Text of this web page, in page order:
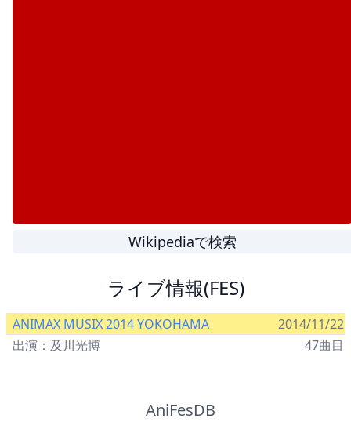
Wikipediaで検索
ライブ情報(FES)
ANIMAX MUSIX 2014 YOKOHAMA
2014/11/22
出演：及川光博
47曲目
AniFesDB